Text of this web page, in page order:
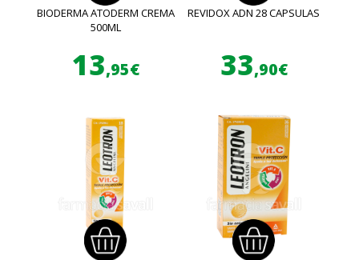
BIODERMA ATODERM CREMA
500ML
13,95€
REVIDOX ADN 28 CAPSULAS
33,90€